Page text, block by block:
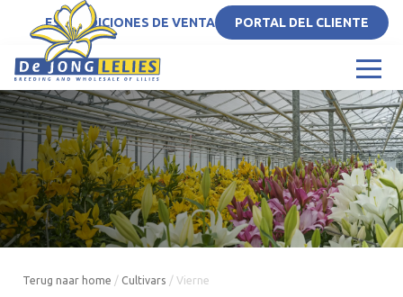
ESCONDICIONES DE VENTA PORTAL DEL CLIENTE
Terug naar home / Cultivars / Vierne